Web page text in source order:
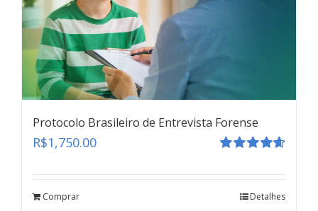
Protocolo Brasileiro de Entrevista Forense
R$1,750.00
Comprar Detalhes